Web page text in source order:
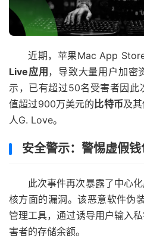
近期，苹果Mac App
Live应用 ，导致大量用户加密
示，已有超过50名受害者因此
值超过900万美元的比特币及
人G. Love。
安全警示：警惕虚假钱
此次事件再次暴露了中心
核方面的漏洞。该恶意软件伪
管理工具，通过诱导用户输入
害者的存储余额。